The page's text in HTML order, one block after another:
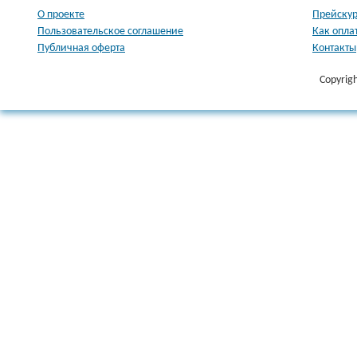
О проекте
Пользовательское соглашение
Публичная оферта
Как
Контакты